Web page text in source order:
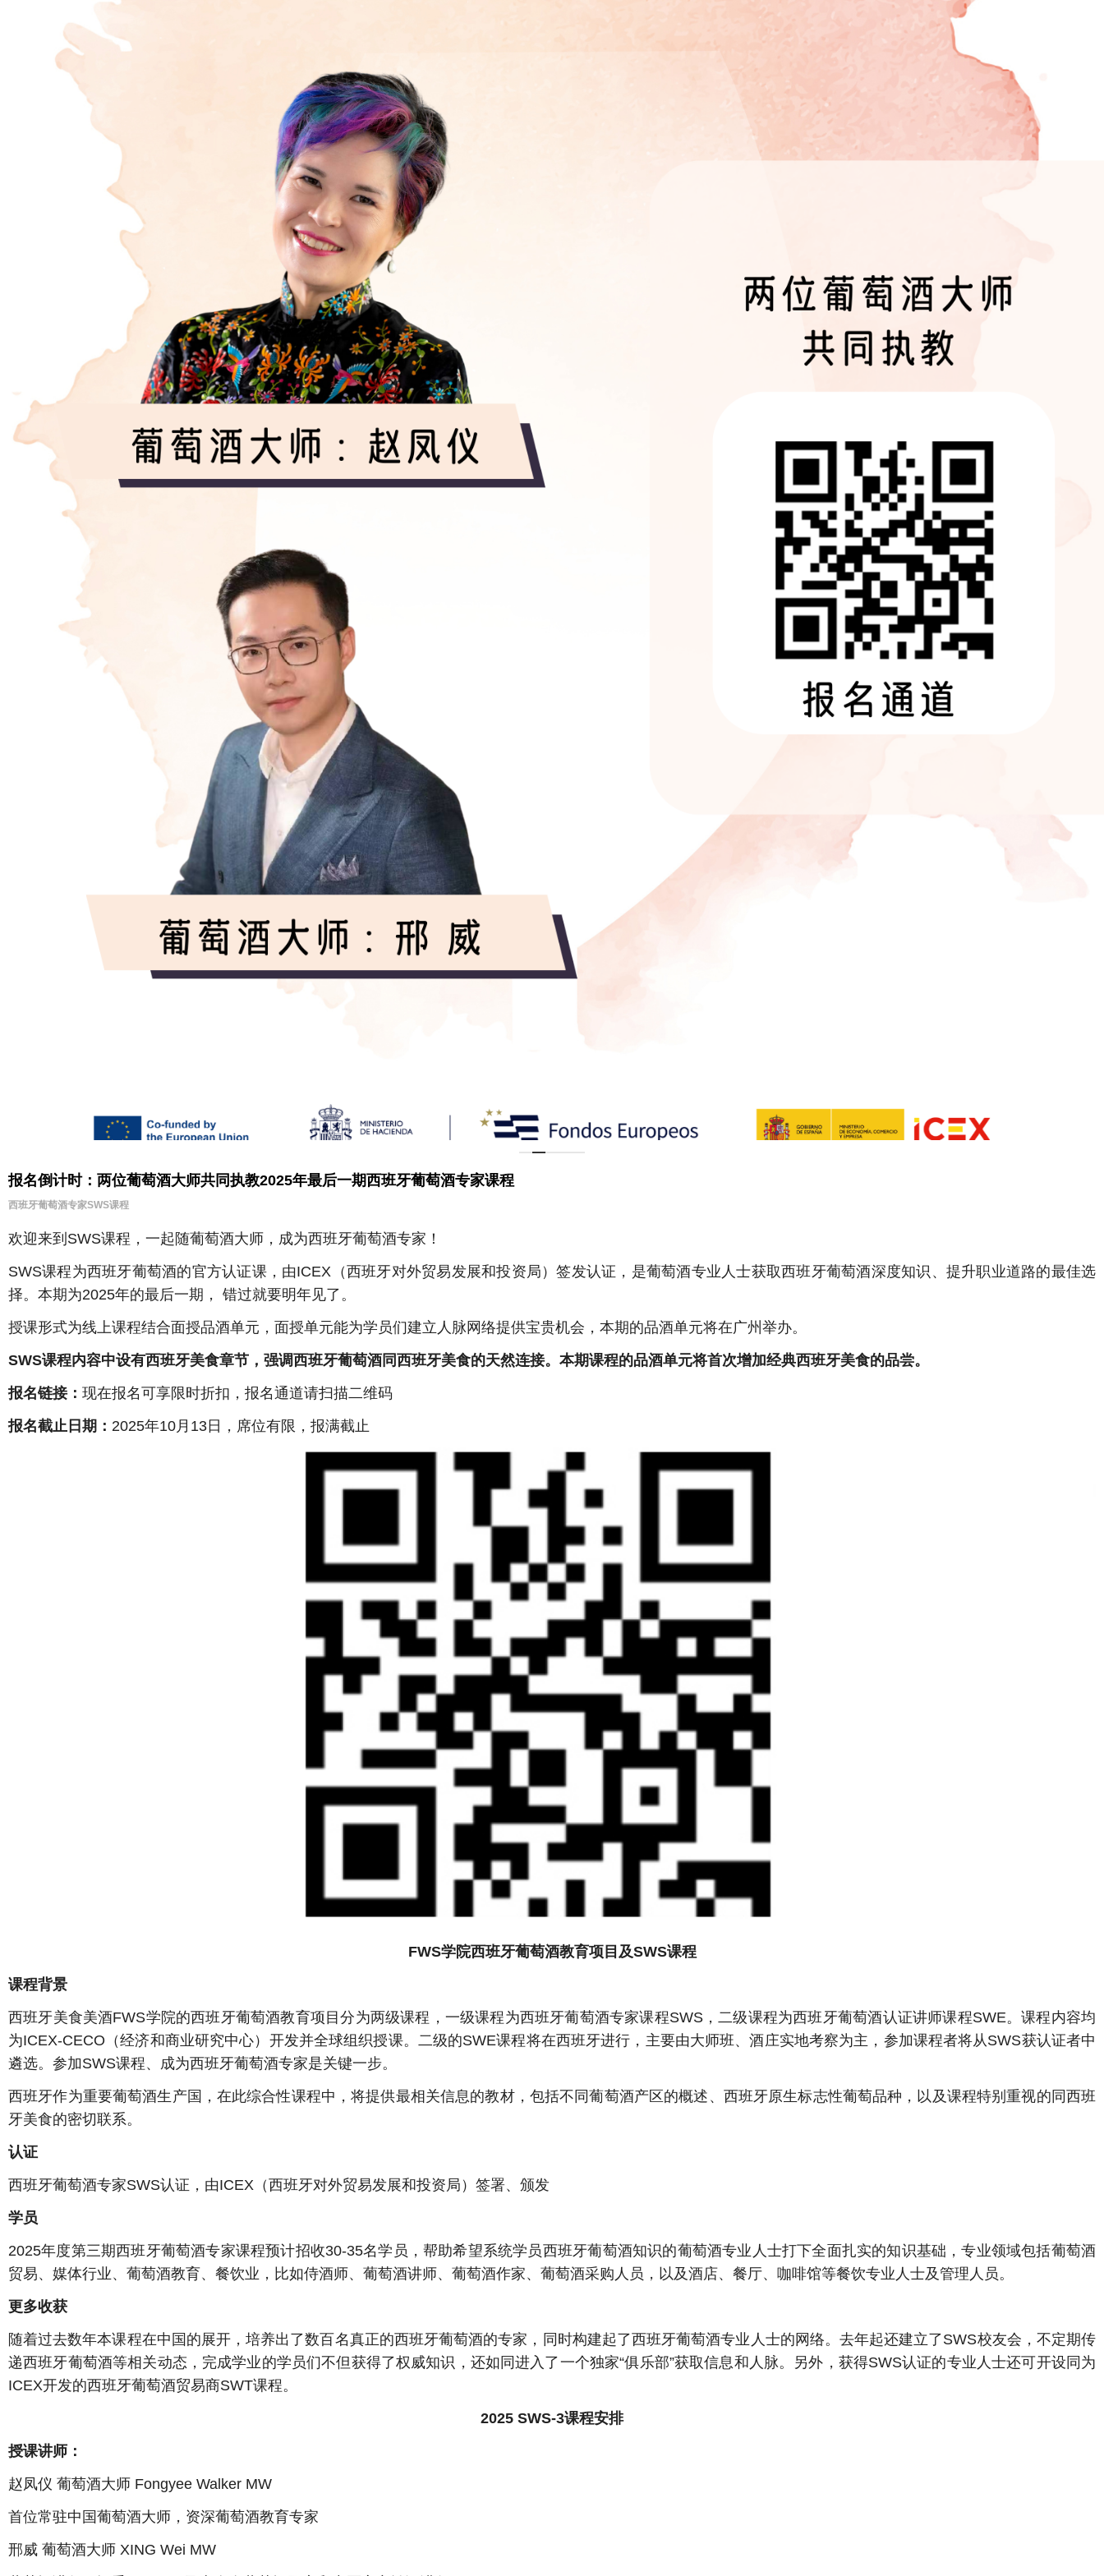
报名倒计时：两位葡萄酒大师共同执教2025年最后一期西班牙葡萄酒专家课程
西班牙葡萄酒专家SWS课程
欢迎来到SWS课程，一起随葡萄酒大师，成为西班牙葡萄酒专家！
SWS课程为西班牙葡萄酒的官方认证课，由ICEX（西班牙对外贸易发展和投资局）签发认证，是葡萄酒专业人士获取西班牙葡萄酒深度知识、提升职业道路的最佳选
择。本期为2025年的最后一期， 错过就要明年见了。
授课形式为线上课程结合面授品酒单元，面授单元能为学员们建立人脉网络提供宝贵机会，本期的品酒单元将在广州举办。
SWS课程内容中设有西班牙美食章节，强调西班牙葡萄酒同西班牙美食的天然连接。 本期课程的品酒单元将首次增加经典西班牙美食的品尝。
报名链接： 现在报名可享限时折扣，报名通道请扫描二维码
报名截止日期： 2025年10月13日，席位有限，报满截止
FWS学院西班牙葡萄酒教育项目及SWS课程
课程背景
西班牙美食美酒FWS学院的西班牙葡萄酒教育项目分为两级课程，一级课程为西班牙葡萄酒专家课程SWS，二级课程为西班牙葡萄酒认证讲师课程SWE。课程内容均
为ICEX-CECO（经济和商业研究中心）开发并全球组织授课。二级的SWE课程将在西班牙进行，主要由大师班、酒庄实地考察为主，参加课程者将从SWS获认证者中
遴选。参加SWS课程、成为西班牙葡萄酒专家是关键一步。
西班牙作为重要葡萄酒生产国，在此综合性课程中，将提供最相关信息的教材，包括不同葡萄酒产区的概述、西班牙原生标志性葡萄品种，以及课程特别重视的同西班
牙美食的密切联系。
认证
西班牙葡萄酒专家SWS认证，由ICEX（西班牙对外贸易发展和投资局）签署、颁发
学员
2025年度第三期西班牙葡萄酒专家课程预计招收30-35名学员，帮助希望系统学员西班牙葡萄酒知识的葡萄酒专业人士打下全面扎实的知识基础，专业领域包括葡萄酒
贸易、媒体行业、葡萄酒教育、餐饮业，比如侍酒师、葡萄酒讲师、葡萄酒作家、葡萄酒采购人员，以及酒店、餐厅、咖啡馆等餐饮专业人士及管理人员。
更多收获
随着过去数年本课程在中国的展开，培养出了数百名真正的西班牙葡萄酒的专家，同时构建起了西班牙葡萄酒专业人士的网络。去年起还建立了SWS校友会，不定期传
递西班牙葡萄酒等相关动态，完成学业的学员们不但获得了权威知识，还如同进入了一个独家“俱乐部”获取信息和人脉。另外，获得SWS认证的专业人士还可开设同为
ICEX开发的西班牙葡萄酒贸易商SWT课程。
2025 SWS-3课程安排
授课讲师：
赵凤仪 葡萄酒大师 Fongyee Walker MW
首位常驻中国葡萄酒大师，资深葡萄酒教育专家
邢威 葡萄酒大师 XING Wei MW